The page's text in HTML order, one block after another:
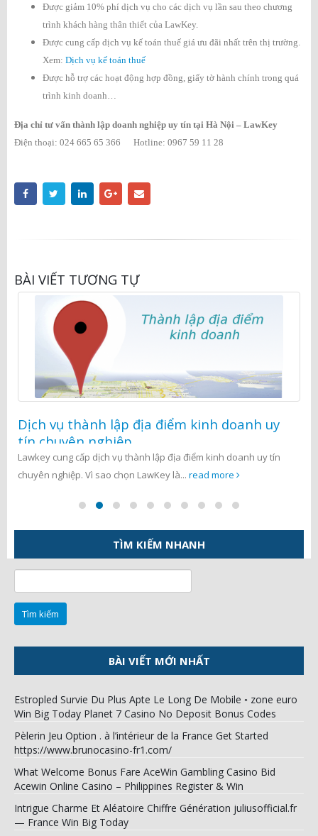
Được giảm 10% phí dịch vụ cho các dịch vụ lần sau theo chương
trình khách hàng thân thiết của LawKey.
Được cung cấp dịch vụ kế toán thuế giá ưu đãi nhất trên thị trường.
Xem: Dịch vụ kế toán thuế
Được hỗ trợ các hoạt động hợp đồng, giấy tờ hành chính trong quá
trình kinh doanh…
Địa chỉ tư vấn thành lập doanh nghiệp uy tín tại Hà Nội – LawKey
Điện thoại: 024 665 65 366 Hotline: 0967 59 11 28
BÀI VIẾT TƯƠNG TỰ
Dịch vụ thành lập địa điểm kinh doanh uy
tín chuyên nghiệp
Lawkey cung cấp dịch vụ thành lập địa điểm kinh doanh uy tín
chuyên nghiệp. Vì sao chọn LawKey là... read more
TÌM KIẾM NHANH
kiếm
cho:
BÀI VIẾT MỚI NHẤT
Estropled Survie Du Plus Apte Le Long De Mobile ◦ zone euro
Win Big Today Planet 7 Casino No Deposit Bonus Codes
Pèlerin Jeu Option . à l’intérieur de la France Get Started
https://www.brunocasino-fr1.com/
What Welcome Bonus Fare AceWin Gambling Casino Bid
Acewin Online Casino – Philippines Register & Win
Intrigue Charme Et Aléatoire Chiffre Génération juliusofficial.fr
— France Win Big Today